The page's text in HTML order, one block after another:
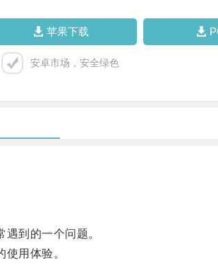
苹果下载
安卓市场，安全绿色
到的一个问题。
用体验。